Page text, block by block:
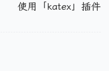
使用「katex」插件